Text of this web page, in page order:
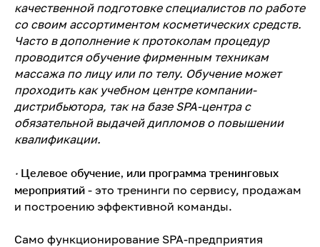
качественной подготовке специалистов по работе
со своим ассортиментом косметических средств.
Часто в дополнение к протоколам процедур
проводится обучение фирменным техникам
массажа по лицу или по телу. Обучение может
проходить как учебном центре компании-
дистрибьютора, так на базе SPA-центра с
обязательной выдачей дипломов о повышении
квалификации.
· Целевое обучение, или программа тренинговых
мероприятий - это тренинги по сервису, продажам
и построению эффективной команды.
Само функционирование SPA-предприятия